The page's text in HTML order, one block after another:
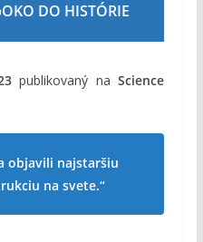
DO HISTÓRIE
publikovaný naScience
objavili najstaršiu
na svete.“